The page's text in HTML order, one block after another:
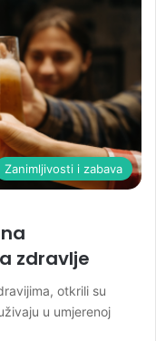
Zanimljivosti i zabava
zdravlje
otkrili su
u umjerenoj